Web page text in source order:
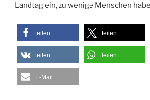
Landtag ein, zu wenige Menschen
teilen teilen
teilen teilen
E-Mail